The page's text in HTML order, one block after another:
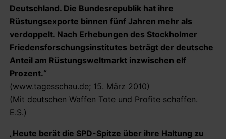
Deutschland. Die Bundesrepublik hat ihre
Rüstungsexporte binnen fünf Jahren mehr als
verdoppelt. Nach Erhebungen des Stockholmer
Friedensforschungsinstitutes beträgt der deutsche
Anteil am Rüstungsweltmarkt inzwischen elf
Prozent.“
(www.tagesschau.de; 15. März 2010)
(Mit deutschen Waffen Tote und Profite schaffen.
E.S.)
„Heute berät die SPD-Spitze über ihre Haltung zu